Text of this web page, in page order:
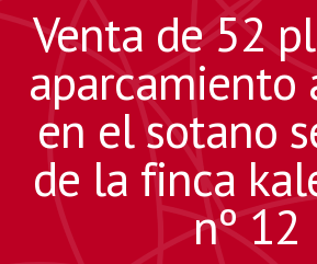
Venta de 52
aparcamiento
en el sotano
de la finca
nº 12